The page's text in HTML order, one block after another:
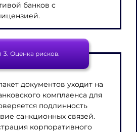
банков с
3. Оценка рисков.
документов уходит на
комплаенса для
подлинность
санкционных связей.
корпоративного